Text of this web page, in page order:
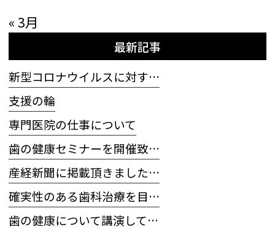
« 3月
最新記事
新型コロナウイルスに対す…
支援の輪
専門医院の仕事について
歯の健康セミナーを開催致…
産経新聞に掲載頂きました…
確実性のある歯科治療を目…
歯の健康について講演して…